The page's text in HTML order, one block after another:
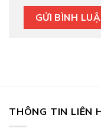
THÔNG TIN LIÊN